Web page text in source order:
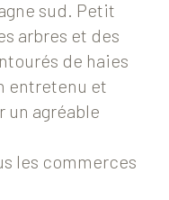
sud. Petit
arbres et des
de haies
entretenu et
un agréable
les commerces